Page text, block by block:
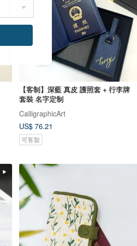
【客制】深藍 真皮 護照套 + 行李牌
套裝 名字定制
CalligraphicArt
US$ 76.21
可客製